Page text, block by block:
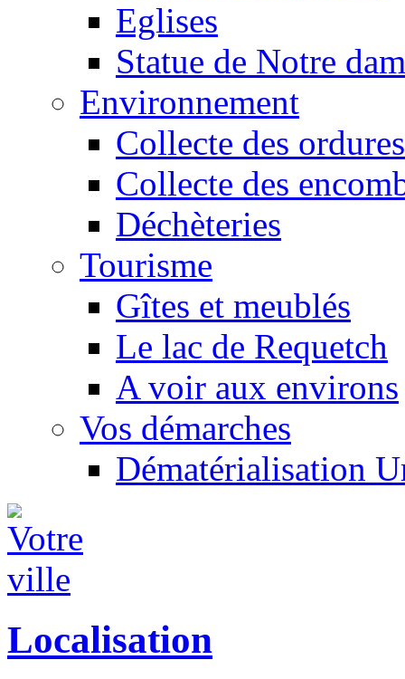
Eglises
Statue de Notre
Environnement
Collecte des ordures
Collecte des
Déchèteries
Tourisme
Gîtes et meublés
Le lac de Requetch
A voir aux environs
Vos démarches
Dématérialisation
Localisation